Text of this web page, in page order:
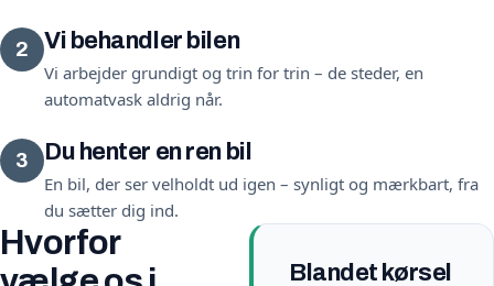
2 Vi behandler bilen
Vi arbejder grundigt og trin for trin – de steder, en
automatvask aldrig når.
3 Du henter en ren bil
En bil, der ser velholdt ud igen – synligt og mærkbart, fra
du sætter dig ind.
Hvorfor
Blandet kørsel